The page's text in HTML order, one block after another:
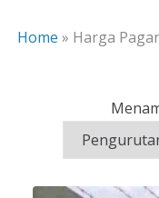
Home » Harga